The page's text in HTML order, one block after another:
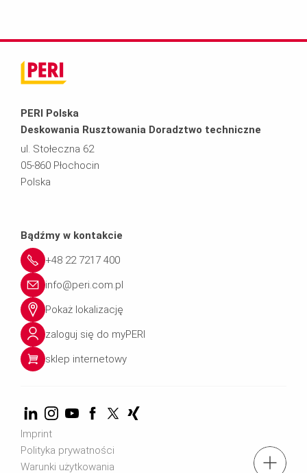
tel.: + 4822 7217 400
PERI Polska
Deskowania Rusztowania Doradztwo techniczne
ul. Stołeczna 62
05-860 Płochocin
Polska
Bądźmy w kontakcie
+48 22 7217 400
info@peri.com.pl
Pokaż lokalizację
zaloguj się do myPERI
sklep internetowy
Imprint
Polityka prywatności
Warunki użytkowania